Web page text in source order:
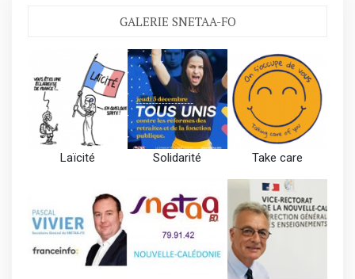
GALERIE SNETAA-FO
Laïcité Solidarité Take care